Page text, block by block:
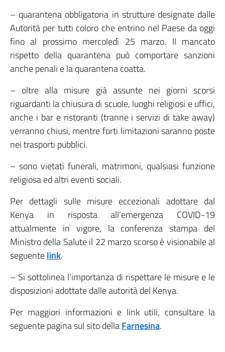
– quarantena obbligatoria in strutture designate dalle
Autorità per tutti coloro che entrino nel Paese da oggi
fino al prossimo mercoledì 25 marzo. Il mancato
rispetto della quarantena può comportare sanzioni
anche penali e la quarantena coatta.
– oltre alla misure già assunte nei giorni scorsi
riguardanti la chiusura di scuole, luoghi religiosi e uffici,
anche i bar e ristoranti (tranne i servizi di take away)
verranno chiusi, mentre forti limitazioni saranno poste
nei trasporti pubblici.
– sono vietati funerali, matrimoni, qualsiasi funzione
religiosa ed altri eventi sociali.
Per dettagli sulle misure eccezionali adottare dal
Kenya in risposta all’emergenza COVID-19
attualmente in vigore, la conferenza stampa del
Ministro della Salute il 22 marzo scorso è visionabile al
seguentelink.
– Si sottolinea l’importanza di rispettare le misure e le
disposizioni adottate dalle autorità del Kenya.
Per maggiori informazioni e link utili, consultare la
seguente pagina sul sito dellaFarnesina.